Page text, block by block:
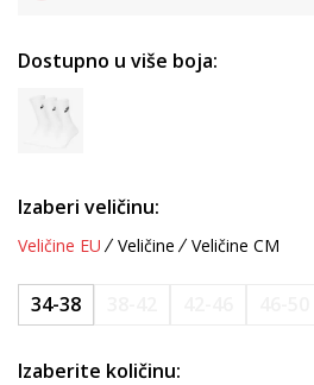
Dostupno u više boja:
Izaberi veličinu:
Veličine EU Veličine Veličine CM
34-38
Izaberite količinu: